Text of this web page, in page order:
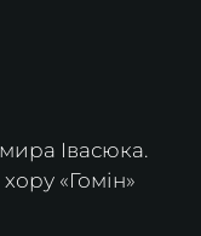
Івасюка.
«Гомін»